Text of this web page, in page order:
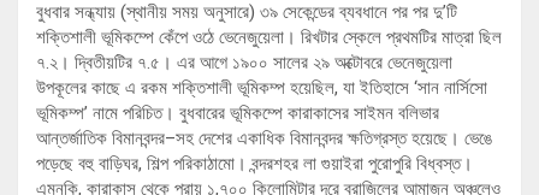
বুধবার সন্ধ্যায় (স্থানীয় সময় অনুসারে) ৩৯ সেকেন্ডের ব্যবধানে পর পর দু’টি
শক্তিশালী ভূমিকম্পে কেঁপে ওঠে ভেনেজুয়েলা। রিখটার স্কেলে প্রথমটির মাত্রা ছিল
৭.২। দ্বিতীয়টির ৭.৫। এর আগে ১৯০০ সালের ২৯ অক্টোবরে ভেনেজুয়েলা
উপকূলের কাছে এ রকম শক্তিশালী ভূমিকম্প হয়েছিল, যা ইতিহাসে ‘সান নার্সিসো
ভূমিকম্প’ নামে পরিচিত। বুধবারের ভূমিকম্পে কারাকাসের সাইমন বলিভার
আন্তর্জাতিক বিমানবন্দর–সহ দেশের একাধিক বিমানবন্দর ক্ষতিগ্রস্ত হয়েছে। ভেঙে
পড়েছে বহু বাড়িঘর, শিল্প পরিকাঠামো। বন্দরশহর লা গুয়াইরা পুরোপুরি বিধ্বস্ত।
এমনকি, কারাকাস থেকে প্রায় ১,৭০০ কিলোমিটার দূরে ব্রাজিলের আমাজন অঞ্চলেও